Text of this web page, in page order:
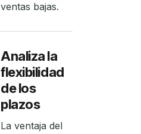
ventas bajas.
Analiza la
flexibilidad
de los
plazos
La ventaja del